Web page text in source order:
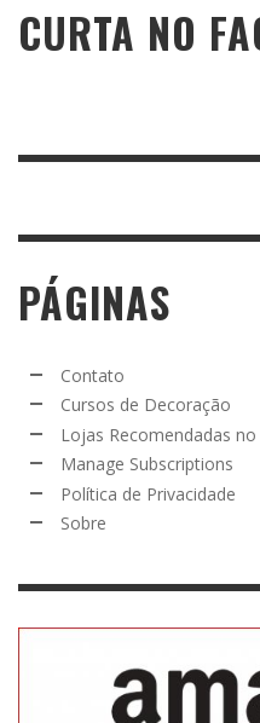
CURTA NO
PÁGINAS
Contato
Cursos de Decoração
Lojas Recomendadas
Manage Subscriptions
Política de Privacidade
Sobre